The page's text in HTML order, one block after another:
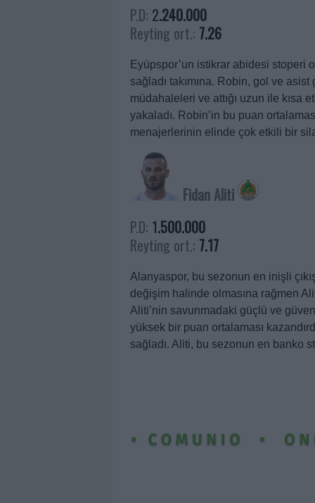
P.D: 2.240.000
Reyting ort.: 7.26
Eyüpspor’un istikrar abidesi stoperi
sağladı takımına. Robin, gol ve
müdahaleleri ve attığı uzun ile kısa
yakaladı. Robin’in bu puan
menajerlerinin elinde çok etkili bir
Fidan Aliti
P.D: 1.500.000
Reyting ort.: 7.17
Alanyaspor, bu sezonun en inişli
değişim halinde olmasına rağmen
Aliti’nin savunmadaki güçlü ve güven
yüksek bir puan ortalaması
sağladı. Aliti, bu sezonun en banko